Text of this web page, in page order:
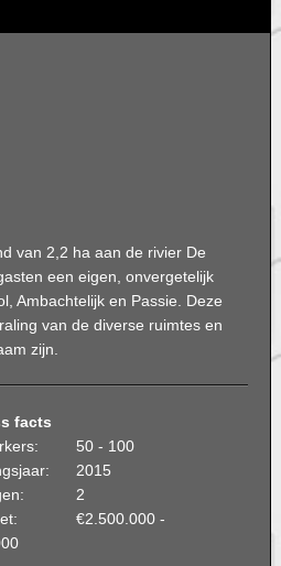
van 2,2 ha aan de rivier De
een eigen, onvergetelijk
Ambachtelijk en Passie. Deze
van de diverse ruimtes en
zijn.
facts
50 - 100
2015
2
€2.500.000 -